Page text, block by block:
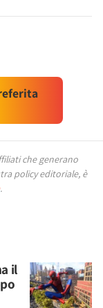
che generano
policy editoriale, è
.
il